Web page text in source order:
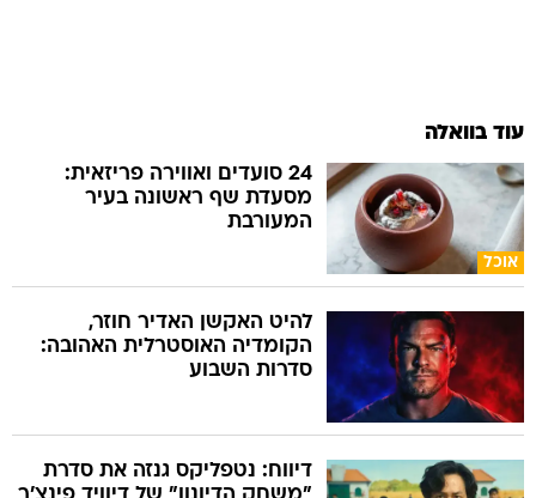
עוד בוואלה
אוכל
24 סועדים ואווירה פריזאית:
מסעדת שף ראשונה בעיר
המעורבת
להיט האקשן האדיר חוזר,
הקומדיה האוסטרלית האהובה:
סדרות השבוע
דיווח: נטפליקס גנזה את סדרת